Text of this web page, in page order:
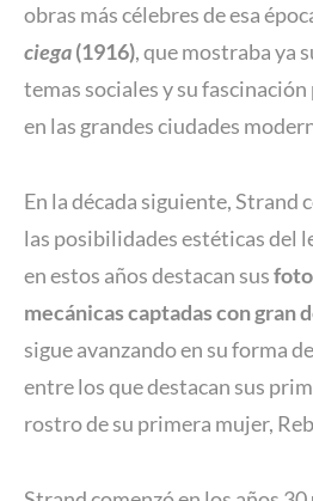
obras más célebres de esa
ciega(1916), que mostraba ya
temas sociales y su
en las grandes ciudades
En la década siguiente,
las posibilidades estéticas del
en estos años destacan sus
mecánicas captadas con gran
sigue avanzando en su forma
entre los que destacan sus
rostro de su primera mujer,